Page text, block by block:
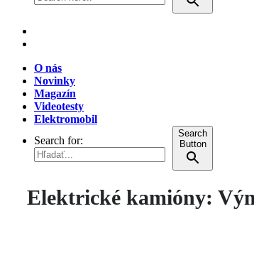
O nás
Novinky
Magazín
Videotesty
Elektromobil
Search for:
Search
Button
Elektrické kamióny: